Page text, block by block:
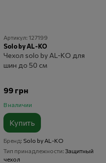
Артикул: 127199
Solo by AL-KO
Чехол solo by AL-KO для
шин до 50 см
99 грн
В наличии
Купить
Бренд Solo by AL-KO
Тип принадлежности Защитный
чехол